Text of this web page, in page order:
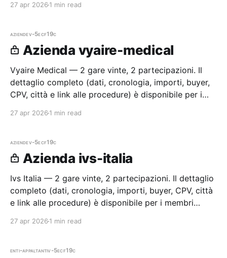
27 apr 2026 1 min read
aziendev-5ecf19c
Azienda vyaire-medical
Vyaire Medical — 2 gare vinte, 2 partecipazioni. Il
dettaglio completo (dati, cronologia, importi, buyer,
CPV, città e link alle procedure) è disponibile per i
27 apr 2026 1 min read
aziendev-5ecf19c
Azienda ivs-italia
Ivs Italia — 2 gare vinte, 2 partecipazioni. Il dettaglio
completo (dati, cronologia, importi, buyer, CPV, città
e link alle procedure) è disponibile per i membri
27 apr 2026 1 min read
enti-appaltantiv-5ecf19c